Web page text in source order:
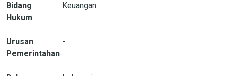
Bidang
Hukum
Keuangan
Urusan
Pemerintahan
-